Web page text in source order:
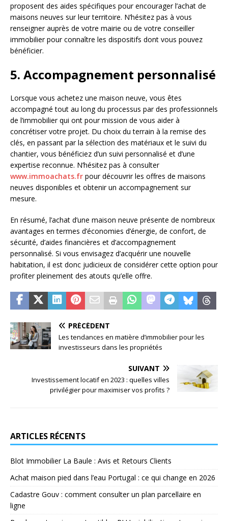
proposent des aides spécifiques pour encourager l’achat de
maisons neuves sur leur territoire. N’hésitez pas à vous
renseigner auprès de votre mairie ou de votre conseiller
immobilier pour connaître les dispositifs dont vous pouvez
bénéficier.
5. Accompagnement personnalisé
Lorsque vous achetez une maison neuve, vous êtes
accompagné tout au long du processus par des professionnels
de l’immobilier qui ont pour mission de vous aider à
concrétiser votre projet. Du choix du terrain à la remise des
clés, en passant par la sélection des matériaux et le suivi du
chantier, vous bénéficiez d’un suivi personnalisé et d’une
expertise reconnue. N’hésitez pas à consulter
www.immoachats.fr pour découvrir les offres de maisons
neuves disponibles et obtenir un accompagnement sur
mesure.
En résumé, l’achat d’une maison neuve présente de nombreux
avantages en termes d’économies d’énergie, de confort, de
sécurité, d’aides financières et d’accompagnement
personnalisé. Si vous envisagez d’acquérir une nouvelle
habitation, il est donc judicieux de considérer cette option pour
profiter pleinement des atouts qu’elle offre.
PRÉCÉDENT
Les tendances en matière d’immobilier pour les
investisseurs dans les propriétés
SUIVANT
Investissement locatif en 2023 : quelles villes
privilégier pour maximiser vos profits ?
ARTICLES RÉCENTS
Blot Immobilier La Baule : Avis et Retours Clients
Achat maison pied dans l’eau Portugal : ce qui change en 2026
Cadastre Gouv : comment consulter un plan parcellaire en
ligne